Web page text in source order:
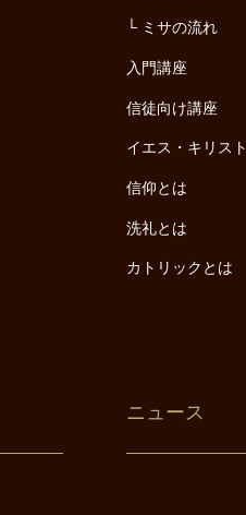
ミサの流れ
入門講座
信徒向け講座
イエス・キリスト
信仰とは
洗礼とは
カトリックとは
ニュース